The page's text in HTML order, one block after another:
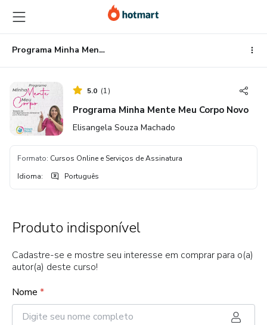
para
o
conteúdo
principal
para
o
pagamento
para
o
rodapé
Programa Minha Mente Meu Corpo Novo
5.0 (1)
Programa Minha Mente Meu Corpo Novo
Elisangela Souza Machado
Formato: Cursos Online e Serviços de Assinatura
Idioma: Português
Produto indisponível
Cadastre-se e mostre seu interesse em comprar para o(a)
autor(a) deste curso!
Nome *